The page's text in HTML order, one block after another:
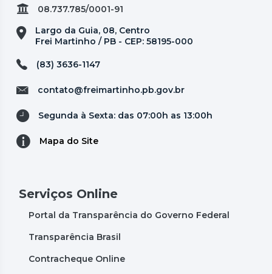
08.737.785/0001-91
Largo da Guia, 08, Centro
Frei Martinho / PB - CEP: 58195-000
(83) 3636-1147
contato@freimartinho.pb.gov.br
Segunda à Sexta: das 07:00h as 13:00h
Mapa do Site
Serviços Online
Portal da Transparência do Governo Federal
Transparência Brasil
Contracheque Online